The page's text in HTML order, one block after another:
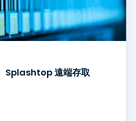
Splashtop 遠端存取